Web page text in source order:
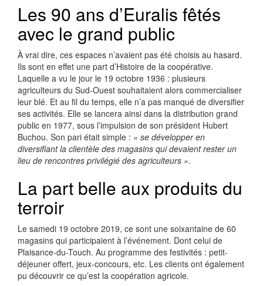
Les 90 ans d’Euralis fêtés
avec le grand public
À vrai dire, ces espaces n’avaient pas été choisis au hasard.
Ils sont en effet une part d’Histoire de la coopérative.
Laquelle a vu le jour le 19 octobre 1936 : plusieurs
agriculteurs du Sud-Ouest souhaitaient alors commercialiser
leur blé. Et au fil du temps, elle n’a pas manqué de diversifier
ses activités. Elle se lancera ainsi dans la distribution grand
public en 1977, sous l’impulsion de son président Hubert
Buchou. Son pari était simple : « se développer en
diversifiant la clientèle des magasins qui devaient rester un
lieu de rencontres privilégié des agriculteurs ».
La part belle aux produits du
terroir
Le samedi 19 octobre 2019, ce sont une soixantaine de 60
magasins qui participaient à l’événement. Dont celui de
Plaisance-du-Touch. Au programme des festivités : petit-
déjeuner offert, jeux-concours, etc. Les clients ont également
pu découvrir ce qu’est la coopération agricole.